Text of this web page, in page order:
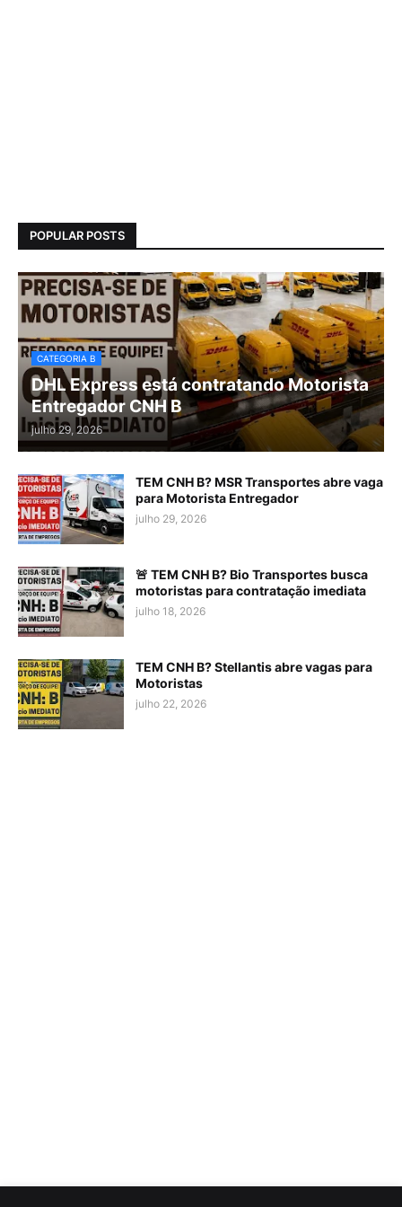
POPULAR POSTS
CATEGORIA B
DHL Express está contratando Motorista
Entregador CNH B
julho 29, 2026
TEM CNH B? MSR Transportes abre vaga
para Motorista Entregador
julho 29, 2026
🚨 TEM CNH B? Bio Transportes busca
motoristas para contratação imediata
julho 18, 2026
TEM CNH B? Stellantis abre vagas para
Motoristas
julho 22, 2026